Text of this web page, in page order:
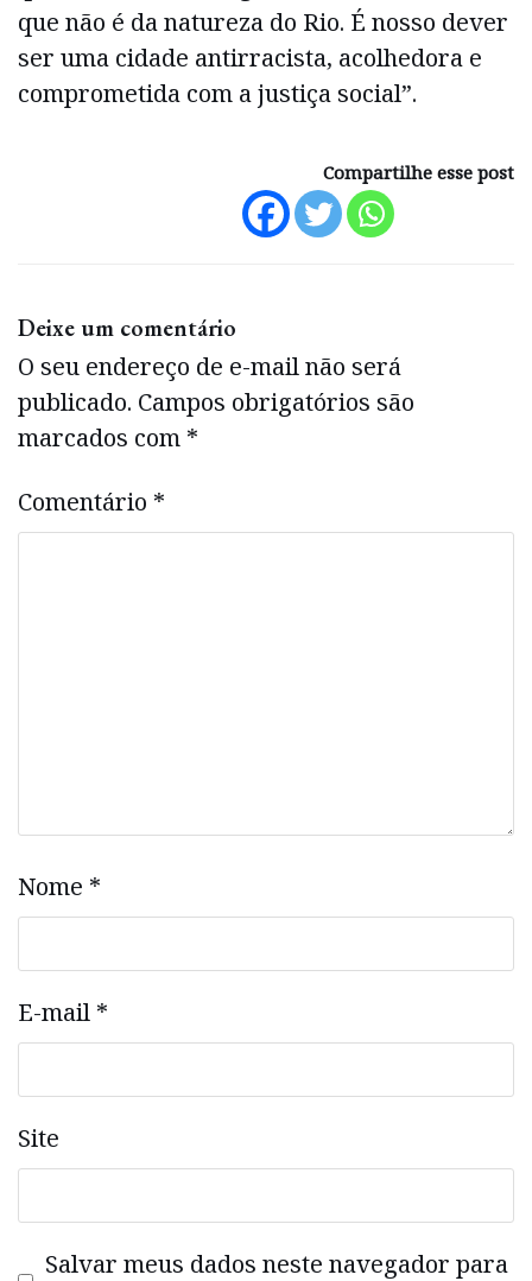
que não é da natureza do Rio. É nosso dever
ser uma cidade antirracista, acolhedora e
comprometida com a justiça social”.
Compartilhe esse post
Deixe um comentário
O seu endereço de e-mail não será
publicado. Campos obrigatórios são
marcados com *
Comentário *
Nome *
E-mail *
Site
Salvar meus dados neste navegador para